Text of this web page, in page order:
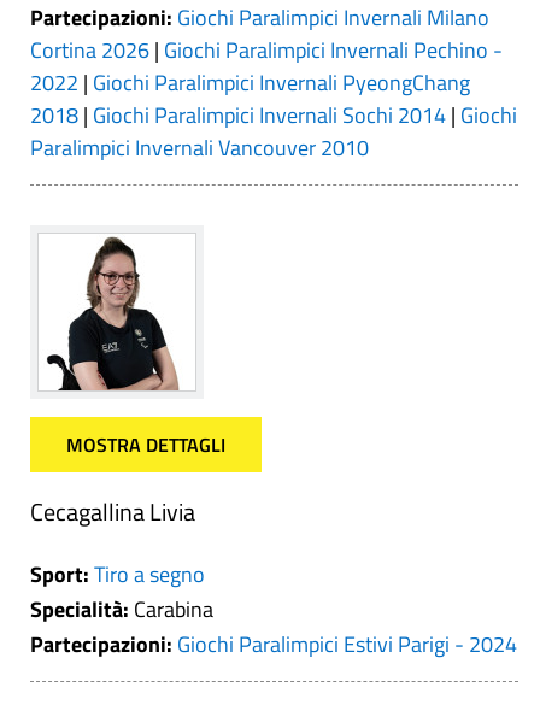
Partecipazioni: Giochi Paralimpici Invernali Milano
Cortina 2026| Giochi Paralimpici Invernali Pechino -
2022 | Giochi Paralimpici Invernali PyeongChang
2018| Giochi Paralimpici Invernali Sochi 2014| Giochi
Paralimpici Invernali Vancouver 2010
MOSTRA DETTAGLI
Cecagallina Livia
Sport:Tiro a segno
Specialità: Carabina
Partecipazioni: Giochi Paralimpici Estivi Parigi - 2024